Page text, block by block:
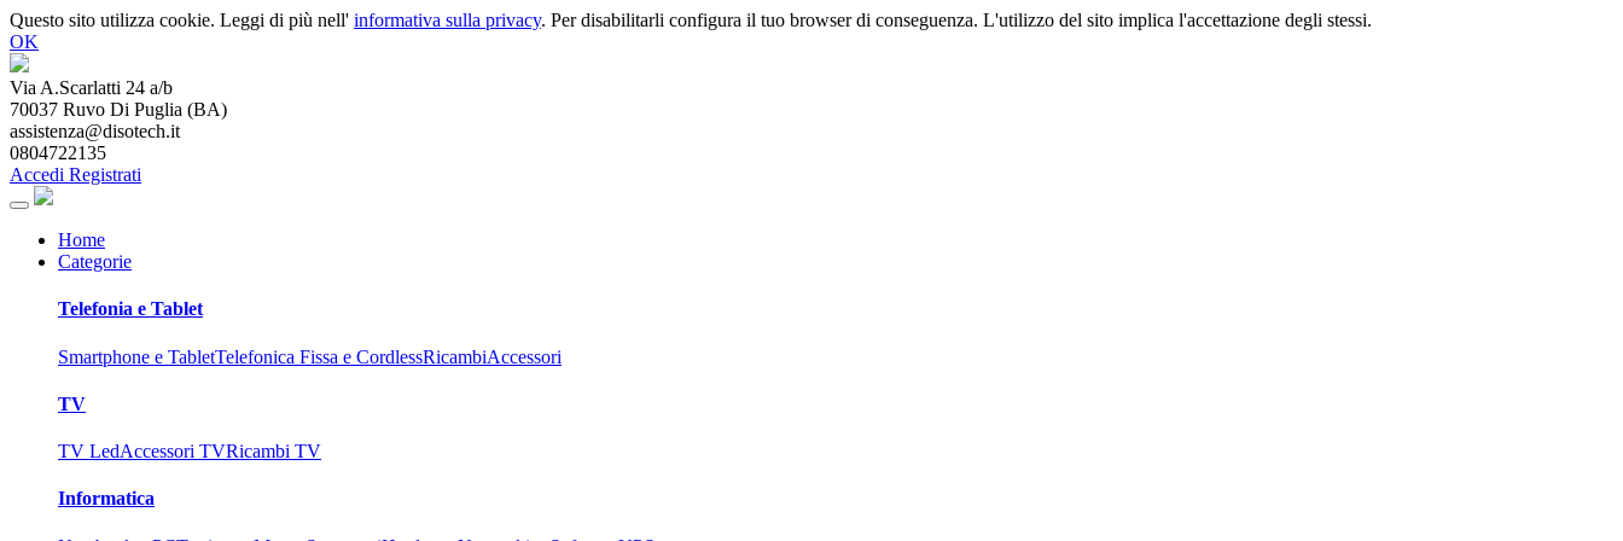
Questo sito utilizza cookie. Leggi di più nell' informativa sulla privacy. Per disabilitarli configura il tuo browser di conseguenza. L'utilizzo del sito implica l'accettazione degli stessi.
OK
Via A.Scarlatti 24 a/b
70037 Ruvo Di Puglia (BA)
assistenza@disotech.it
0804722135
Accedi Registrati
Home
Categorie
Telefonia e Tablet
Smartphone e TabletTelefonica Fissa e CordlessRicambiAccessori
TV
TV LedAccessori TVRicambi TV
Informatica